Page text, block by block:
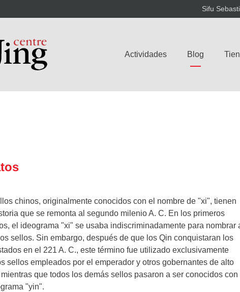
Sifu
Actividades Blog
chinos, originalmente conocidos con el nombre de "xi", tienen
que se remonta al segundo milenio A. C. En los primeros
el ideograma "xi" se usaba indiscriminadamente para nombrar
sellos. Sin embargo, después de que los Qin conquistaran los
en el 221 A. C., este término fue utilizado exclusivamente
sellos empleados por el emperador y otros gobernantes de alto
que todos los demás sellos pasaron a ser conocidos con
"yin".